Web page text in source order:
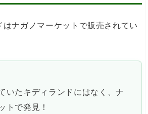
ナガノマーケットで販売されてい
いたキディランドにはなく、ナ
トで発見！